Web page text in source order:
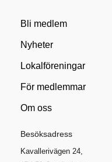
Bli medlem
Nyheter
Lokalföreningar
För medlemmar
Om oss
Besöksadress
Kavallerivägen 24,